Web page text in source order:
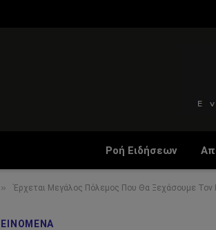
Ροή Ειδήσεων
» Έρχεται Μεγάλος Πόλεμος Που Θα Ξεχάσουμε Τον